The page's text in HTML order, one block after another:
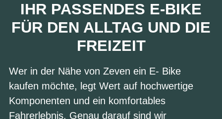
IHR PASSENDES E-BIKE
FÜR DEN ALLTAG UND DIE
FREIZEIT
Wer in der Nähe von Zeven ein E- Bike
kaufen möchte, legt Wert auf hochwertige
Komponenten und ein komfortables
Fahrerlebnis. Genau darauf sind wir